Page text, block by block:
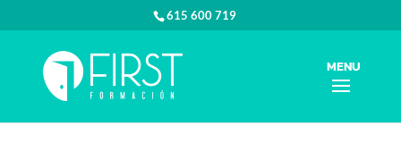
615 600 719